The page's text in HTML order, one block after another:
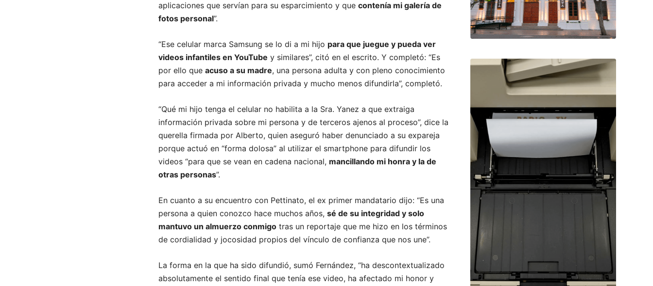
aplicaciones que servían para su esparcimiento y que contenía mi galería de
fotos personal”.
“Ese celular marca Samsung se lo di a mi hijo para que juegue y pueda ver
videos infantiles en YouTube y similares”, citó en el escrito. Y completó: “Es
por ello que acuso a su madre, una persona adulta y con pleno conocimiento
para acceder a mi información privada y mucho menos difundirla”, completó.
“Qué mi hijo tenga el celular no habilita a la Sra. Yanez a que extraiga
información privada sobre mi persona y de terceros ajenos al proceso”, dice la
querella firmada por Alberto, quien aseguró haber denunciado a su expareja
porque actuó en “forma dolosa” al utilizar el smartphone para difundir los
videos “para que se vean en cadena nacional, mancillando mi honra y la de
otras personas”.
En cuanto a su encuentro con Pettinato, el ex primer mandatario dijo: “Es una
persona a quien conozco hace muchos años, sé de su integridad y solo
mantuvo un almuerzo conmigo tras un reportaje que me hizo en los términos
de cordialidad y jocosidad propios del vínculo de confianza que nos une”.
La forma en la que ha sido difundió, sumó Fernández, “ha descontextualizado
absolutamente el sentido final que tenía ese video, ha afectado mi honor y